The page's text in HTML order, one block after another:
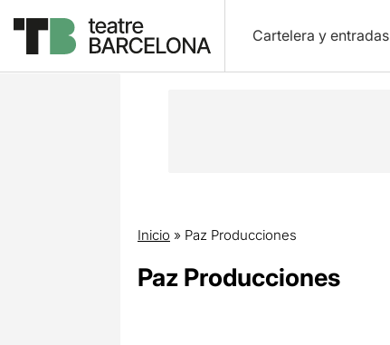
Cartelera y entradas
Inicio » Paz Producciones
Paz Producciones